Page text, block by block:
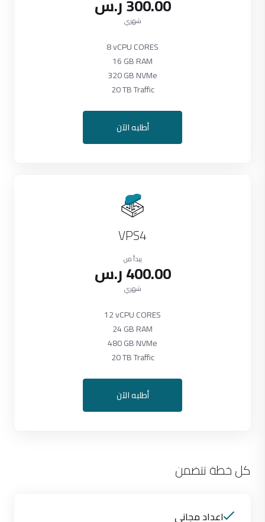
شهري
8 vCPU CORES
16 GB RAM
320 GB NVMe
20 TB Traffic
أطلبه الآن
VPS4
يبدأ من
400.00 ر.س
شهري
12 vCPU CORES
24 GB RAM
480 GB NVMe
20 TB Traffic
أطلبه الآن
كل خطة تتضمن
اعداد مجاني